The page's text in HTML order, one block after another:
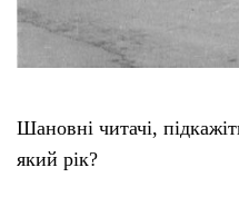
Шановні читачі,
який рік?